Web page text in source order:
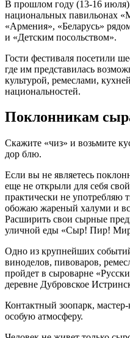
В прошлом году (13-16 июля)
национальных павильонах
«Армения», «Беларусь»
и «Детским посольством».
Гости фестиваля посетили
где им представилась
культурой, ремеслами,
национальностей.
Поклонникам
Скажите «чиз» и возьмите
дор блю.
Если вы не являетесь
еще не открыли для себя
практически не употребляю
обожаю жареный халуми и
Расширить свои сырные
уличной еды «Сыр! Пир!
Одно из крупнейших
виноделов, пивоваров,
пройдет в сыроварне
деревне Дубровское
Контактный зоопарк,
особую атмосферу.